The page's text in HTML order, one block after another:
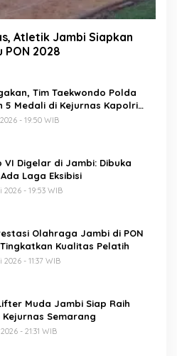
Atletik Jambi Siapkan
PON 2028
Tim Taekwondo Polda
5 Medali di Kejurnas Kapolri
- 19:50 WIB
VI Digelar di Jambi: Dibuka
Laga Eksibisi
- 19:53 WIB
Olahraga Jambi di PON
Tingkatkan Kualitas Pelatih
- 11:37 WIB
Muda Jambi Siap Raih
Semarang
- 21:31 WIB